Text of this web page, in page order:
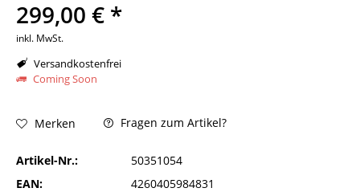
299,00 € *
inkl. MwSt.
Versandkostenfrei
Coming Soon
Merken Fragen zum Artikel?
Artikel-Nr.:
50351054
EAN:
4260405984831